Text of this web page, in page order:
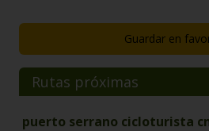
Guardar en
Rutas próximas
puerto serrano cicloturista